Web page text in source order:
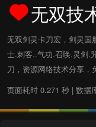
无双技
无双剑灵卡刀宏，剑灵国
士.刺客..气功.召唤.灵剑.
刀，资源网络技术分享，
页面耗时 0.271 秒 | 数据